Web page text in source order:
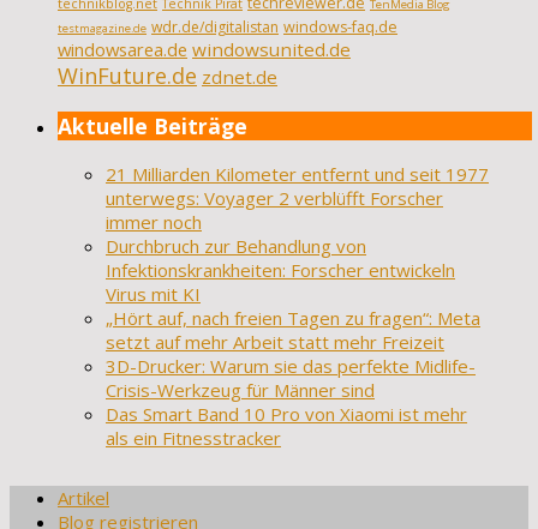
technikblog.net Technik Pirat
TenMedia Blog
testmagazine.de wdr.de/digitalistan windows-faq.de
windowsarea.de windowsunited.de
WinFuture.de zdnet.de
Aktuelle Beiträge
21 Milliarden Kilometer entfernt und seit 1977
unterwegs: Voyager 2 verblüfft Forscher
immer noch
Durchbruch zur Behandlung von
Infektionskrankheiten: Forscher entwickeln
Virus mit KI
„Hört auf, nach freien Tagen zu fragen“: Meta
setzt auf mehr Arbeit statt mehr Freizeit
3D-Drucker: Warum sie das perfekte Midlife-
Crisis-Werkzeug für Männer sind
Das Smart Band 10 Pro von Xiaomi ist mehr
als ein Fitnesstracker
Artikel
Blog registrieren